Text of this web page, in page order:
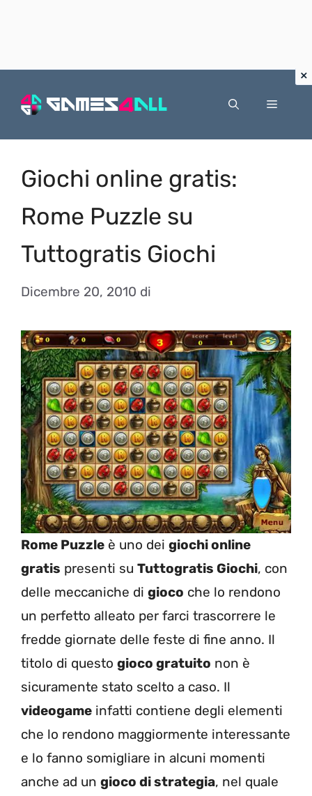
Menu
Giochi online gratis:
Rome Puzzle su
Tuttogratis Giochi
Dicembre 20, 2010 di
Rome Puzzle è uno dei giochi online
gratis presenti su Tuttogratis Giochi, con
delle meccaniche di gioco che lo rendono
un perfetto alleato per farci trascorrere le
fredde giornate delle feste di fine anno. Il
titolo di questo gioco gratuito non è
sicuramente stato scelto a caso. Il
videogame infatti contiene degli elementi
che lo rendono maggiormente interessante
e lo fanno somigliare in alcuni momenti
anche ad un gioco di strategia, nel quale